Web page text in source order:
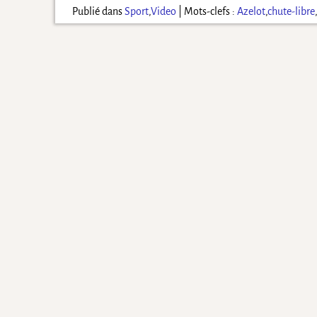
Publié dansSport,Video Mots-clefs : Azelot,chute-libre,